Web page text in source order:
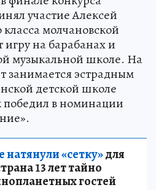
участие Алексей
молчановской
на барабанах и
музыкальной школе. На
занимается эстрадным
детской школе
в номинации
«сетку»для
13 лет тайно
гостей